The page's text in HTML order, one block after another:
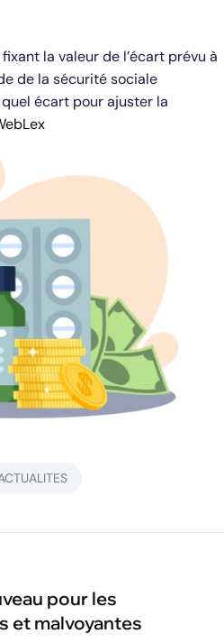
la valeur de l’écart prévu à
de la sécurité sociale
écart pour ajuster la
pour les
et malvoyantes